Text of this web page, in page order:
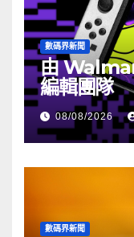
數碼界新聞
由
編輯團隊
08/08/2026
數碼界新聞